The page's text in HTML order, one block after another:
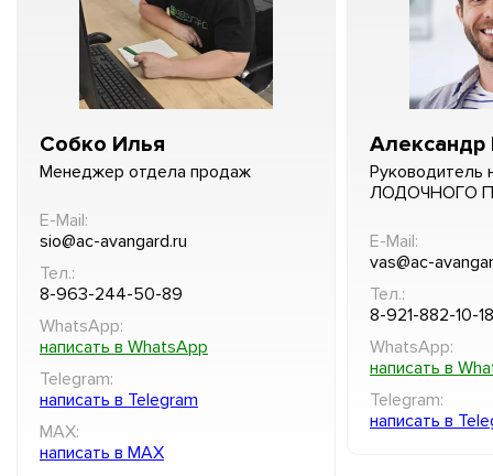
Собко Илья
Менеджер отдела продаж
E-Mail:
sio@ac-avangard.ru
Тел.:
8-963-244-50-89
WhatsApp:
написать в WhatsApp
Telegram:
написать в Telegram
MAX:
написать в MAX
Александр
Руководитель
ЛОДОЧНОГО
E-Mail:
vas@ac-
Тел.:
8-921-882-10-18
WhatsApp:
написать в
Telegram:
написать в